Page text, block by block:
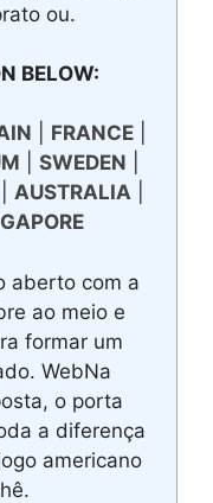
ou.
BELOW:
FRANCE|
SWEDEN
AUSTRALIA|
aberto com a
ao meio e
formar um
WebNa
o porta
a diferença
americano